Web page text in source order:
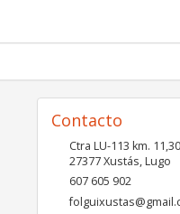
Contacto
Ctra LU-113 km.
27377Xustás,Lugo
607 605 902